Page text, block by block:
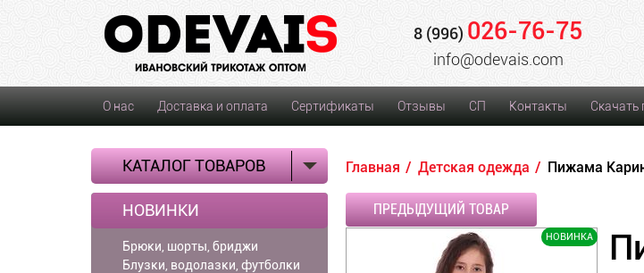
8 (996) 026-76-75
info@odevais.com
О нас Доставка и оплата Сертификаты Отзывы СП Контакты Скачать
КАТАЛОГ ТОВАРОВ
НОВИНКИ
Брюки, шорты, бриджи
Блузки, водолазки, футболки
Главная Детская одежда Пижама
ПРЕДЫДУЩИЙ ТОВАР
НОВИНКА